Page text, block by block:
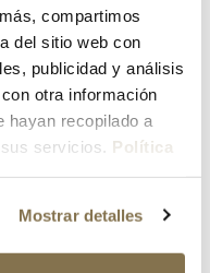
compartimos
del sitio web con
publicidad y análisis
otra información
hayan recopilado a
servicios. Política
Mostrar detalles